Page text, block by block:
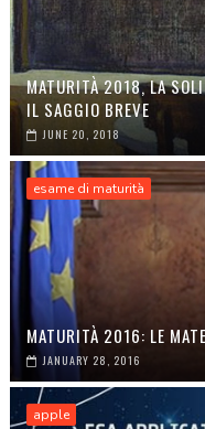
MATURITÀ 2018, LA
IL SAGGIO BREVE
JUNE 20, 2018
esame di maturità
MATURITÀ 2016: LE
JANUARY 28, 2016
apple